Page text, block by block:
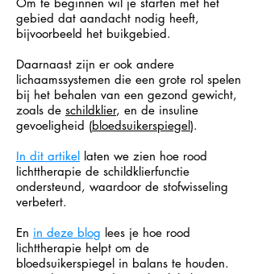
gebied dat aandacht nodig heeft,
bijvoorbeeld het buikgebied.
Daarnaast zijn er ook andere
lichaamssystemen die een grote rol spelen
bij het behalen van een gezond gewicht,
zoals de schildklier, en de insuline
gevoeligheid (bloedsuikerspiegel).
In dit artikel laten we zien hoe rood
lichttherapie de schildklierfunctie
ondersteund, waardoor de stofwisseling
verbetert.
En in deze blog lees je hoe rood
lichttherapie helpt om de
bloedsuikerspiegel in balans te houden.